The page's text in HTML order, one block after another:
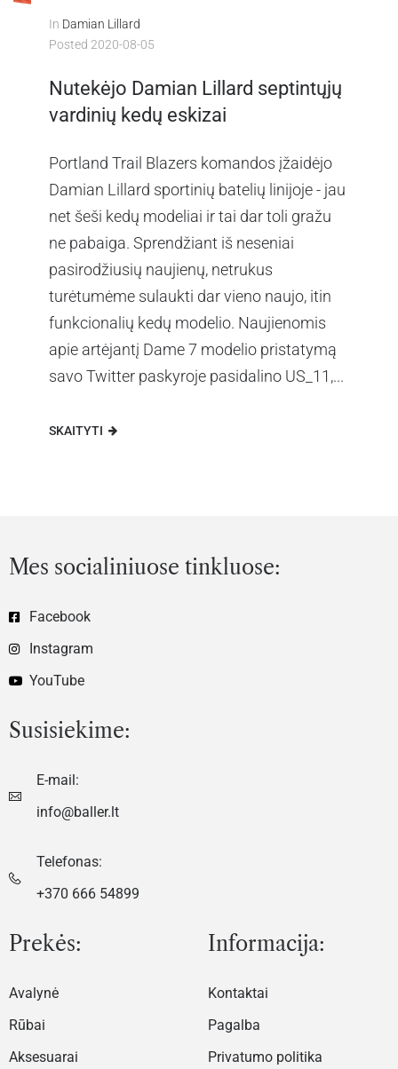
In Damian Lillard
Posted 2020-08-05
Nutekėjo Damian Lillard septintųjų
vardinių kedų eskizai
Portland Trail Blazers komandos įžaidėjo
Damian Lillard sportinių batelių linijoje - jau
net šeši kedų modeliai ir tai dar toli gražu
ne pabaiga. Sprendžiant iš neseniai
pasirodžiusių naujienų, netrukus
turėtumėme sulaukti dar vieno naujo, itin
funkcionalių kedų modelio. Naujienomis
apie artėjantį Dame 7 modelio pristatymą
savo Twitter paskyroje pasidalino US_11,...
SKAITYTI
Mes socialiniuose tinkluose:
Facebook
Instagram
YouTube
Susisiekime:
E-mail:
info@baller.lt
Telefonas:
+370 666 54899
Prekės:
Avalynė
Rūbai
Aksesuarai
Informacija:
Kontaktai
Pagalba
Privatumo politika